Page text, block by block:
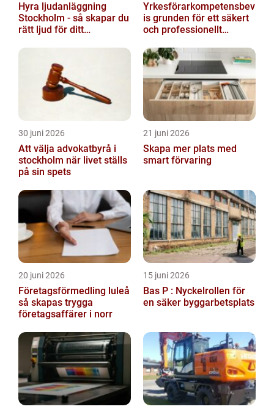
Hyra ljudanläggning
Stockholm - så skapar du
rätt ljud för ditt
Yrkesförarkompetensbev
is grunden för ett säkert
och professionellt
30 juni 2026
Att välja advokatbyrå i
stockholm när livet ställs
på sin spets
21 juni 2026
Skapa mer plats med
smart förvaring
20 juni 2026
Företagsförmedling luleå
så skapas trygga
företagsaffärer i norr
15 juni 2026
Bas P : Nyckelrollen för
en säker byggarbetsplats